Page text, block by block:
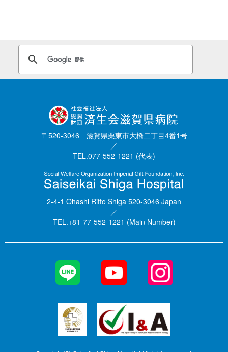
〒520-3046 滋賀県栗東市大橋二丁目4番1号
／
TEL.077-552-1221 (代表)
2-4-1 Ohashi Ritto Shiga 520-3046 Japan
／
TEL.+81-77-552-1221 (Main Number)